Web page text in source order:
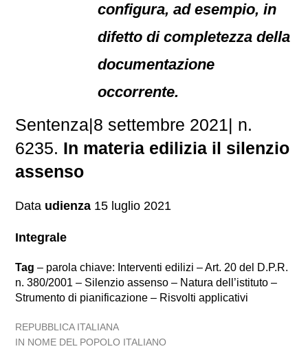
configura, ad esempio, in
difetto di completezza della
documentazione
occorrente.
Sentenza|8 settembre 2021| n.
6235. In materia edilizia il silenzio
assenso
Data udienza 15 luglio 2021
Integrale
Tag – parola chiave: Interventi edilizi – Art. 20 del D.P.R.
n. 380/2001 – Silenzio assenso – Natura dell’istituto –
Strumento di pianificazione – Risvolti applicativi
REPUBBLICA ITALIANA
IN NOME DEL POPOLO ITALIANO